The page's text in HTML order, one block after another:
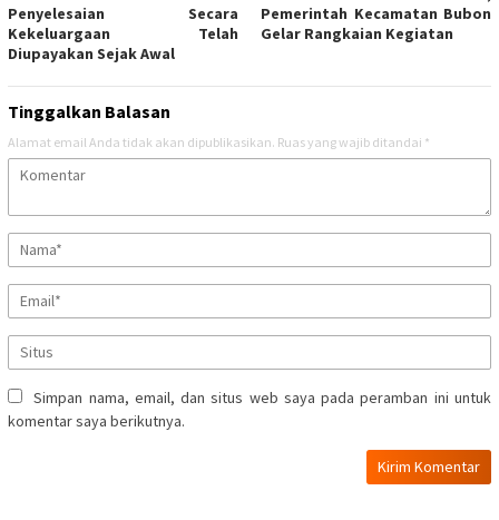
Penyelesaian Secara
Kekeluargaan Telah
Diupayakan Sejak Awal
Pemerintah Kecamatan Bubon
Gelar Rangkaian Kegiatan
Tinggalkan Balasan
Alamat email Anda tidak akan dipublikasikan. Ruas yang wajib ditandai *
Simpan nama, email, dan situs web saya pada peramban ini untuk
komentar saya berikutnya.